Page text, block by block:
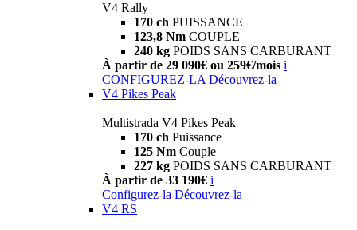
V4 Rally
170 ch PUISSANCE
123,8 Nm COUPLE
240 kg POIDS SANS CARBURANT
À partir de 29 090€ ou 259€/mois i
CONFIGUREZ-LA Découvrez-la
V4 Pikes Peak
Multistrada V4 Pikes Peak
170 ch Puissance
125 Nm Couple
227 kg POIDS SANS CARBURANT
À partir de 33 190€ i
Configurez-la Découvrez-la
V4 RS